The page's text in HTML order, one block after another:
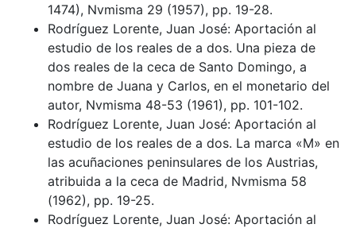
1474), Nvmisma 29 (1957), pp. 19-28.
Rodríguez Lorente, Juan José: Aportación al
estudio de los reales de a dos. Una pieza de
dos reales de la ceca de Santo Domingo, a
nombre de Juana y Carlos, en el monetario del
autor, Nvmisma 48-53 (1961), pp. 101-102.
Rodríguez Lorente, Juan José: Aportación al
estudio de los reales de a dos. La marca «M» en
las acuñaciones peninsulares de los Austrias,
atribuida a la ceca de Madrid, Nvmisma 58
(1962), pp. 19-25.
Rodríguez Lorente, Juan José: Aportación al